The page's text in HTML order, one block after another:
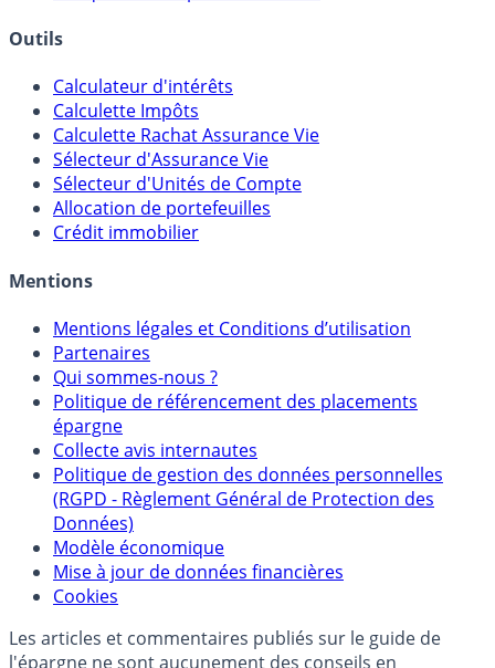
Banques & Comptes rémunérés
Outils
Calculateur d'intérêts
Calculette Impôts
Calculette Rachat Assurance Vie
Sélecteur d'Assurance Vie
Sélecteur d'Unités de Compte
Crédit immobilier
Mentions
Mentions légales et Conditions d’utilisation
Partenaires
Qui sommes-nous ?
Politique de référencement des placements
épargne
Collecte avis internautes
Politique de gestion des données personnelles
(RGPD - Règlement Général de Protection des
Données)
Modèle économique
Cookies